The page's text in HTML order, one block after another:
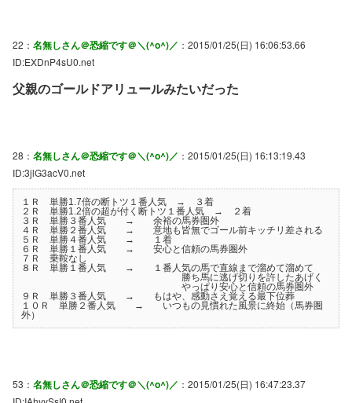
22： 名無しさん＠恐縮です＠＼(^o^)／ ：2015/01/25(日) 16:06:53.66
ID:EXDnP4sU0.net
父親のゴールドアリュールみたいだった
28： 名無しさん＠恐縮です＠＼(^o^)／ ：2015/01/25(日) 16:13:19.43
ID:3jlG3acV0.net
１Ｒ 単勝1.7倍の断トツ１番人気 → ３着
２Ｒ 単勝1.2倍の超が付く断トツ１番人気 → ２着
３Ｒ 単勝３番人気 → 余裕の馬券圏外
４Ｒ 単勝２番人気 → 意地も皆無でゴール前キッチリ差される
５Ｒ 単勝４番人気 → １着
６Ｒ 単勝１番人気 → 安心と信頼の馬券圏外
７Ｒ 乗鞍なし
８Ｒ 単勝１番人気 → １番人気の馬で直線まで溜めて溜めて
勝ち馬に逃げ切りを許したあげく
やっぱり安心と信頼の馬券圏外
９Ｒ 単勝３番人気 → もはや、感動さえ覚える最下位葬
１０Ｒ 単勝２番人気 → いつもの見慣れた風景に終始（馬券圏
外）
53： 名無しさん＠恐縮です＠＼(^o^)／ ：2015/01/25(日) 16:47:23.37